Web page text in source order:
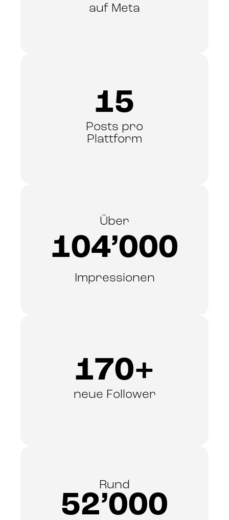
auf Meta
15
Posts pro
Plattform
Über
104’000
Impressionen
170+
neue Follower
Rund
52’000